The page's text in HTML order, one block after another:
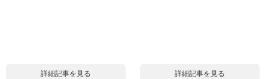
詳細記事を見る 詳細記事を見る